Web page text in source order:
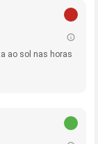
ao sol nas horas